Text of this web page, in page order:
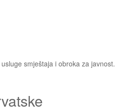
smještaja i obroka za javnost.